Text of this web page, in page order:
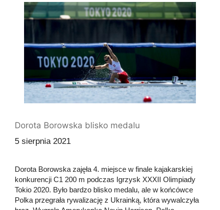
Dorota Borowska blisko medalu
5 sierpnia 2021
Dorota Borowska zajęła 4. miejsce w finale kajakarskiej
konkurencji C1 200 m podczas Igrzysk XXXII Olimpiady
Tokio 2020. Było bardzo blisko medalu, ale w końcówce
Polka przegrała rywalizację z Ukrainką, która wywalczyła